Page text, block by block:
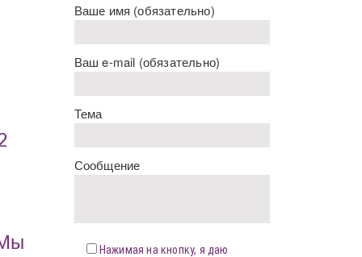
Ваше имя (обязательно)
Ваш e-mail (обязательно)
Тема
Сообщение
Нажимая на кнопку, я даю